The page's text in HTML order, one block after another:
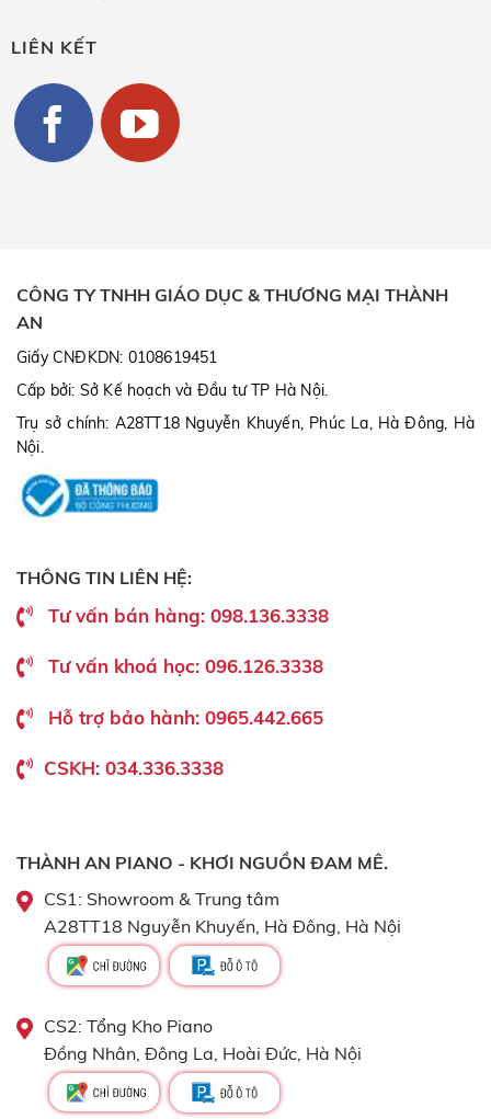
LIÊN KẾT
CÔNG TY TNHH GIÁO DỤC & THƯƠNG MẠI THÀNH
AN
Giấy CNĐKDN: 0108619451
Cấp bởi: Sở Kế hoạch và Đầu tư TP Hà Nội.
Trụ sở chính: A28TT18 Nguyễn Khuyến, Phúc La, Hà Đông, Hà
Nội.
THÔNG TIN LIÊN HỆ:
Tư vấn bán hàng: 098.136.3338
Tư vấn khoá học: 096.126.3338
Hỗ trợ bảo hành: 0965.442.665
CSKH: 034.336.3338
THÀNH AN PIANO - KHƠI NGUỒN ĐAM MÊ.
CS1: Showroom & Trung tâm
A28TT18 Nguyễn Khuyến, Hà Đông, Hà Nội
CS2: Tổng Kho Piano
Đồng Nhân, Đông La, Hoài Đức, Hà Nội